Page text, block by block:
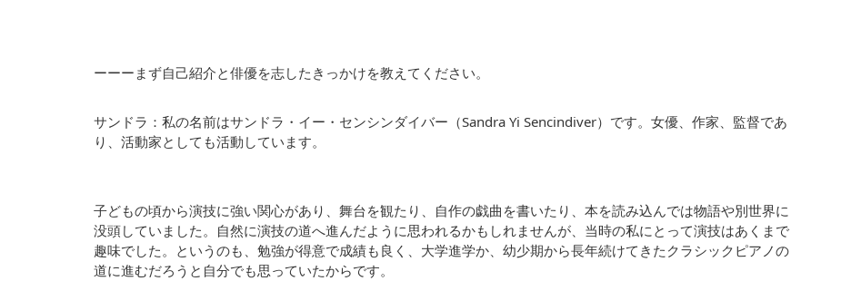
ーーーまず自己紹介と俳優を志したきっかけを教えてください。
サンドラ：私の名前はサンドラ・イー・センシンダイバー（Sandra Yi Sencindiver）です。女優、作家、監督であ
り、活動家としても活動しています。
子どもの頃から演技に強い関心があり、舞台を観たり、自作の戯曲を書いたり、本を読み込んでは物語や別世界に
没頭していました。自然に演技の道へ進んだように思われるかもしれませんが、当時の私にとって演技はあくまで
趣味でした。というのも、勉強が得意で成績も良く、大学進学か、幼少期から長年続けてきたクラシックピアノの
道に進むだろうと自分でも思っていたからです。